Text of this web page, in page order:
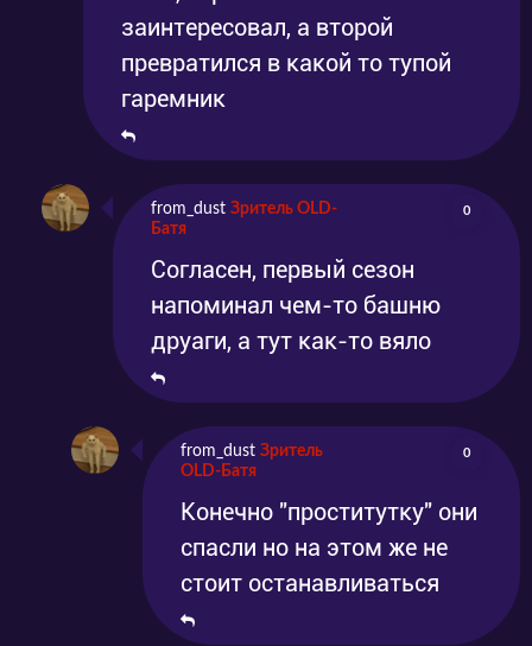
заинтересовал, а второй
превратился в какой то тупой
гаремник
from_dust Зритель OLD-
Батя
0
Согласен, первый сезон
напоминал чем-то башню
друаги, а тут как-то вяло
from_dust Зритель
OLD-Батя
0
Конечно "проститутку" они
спасли но на этом же не
стоит останавливаться